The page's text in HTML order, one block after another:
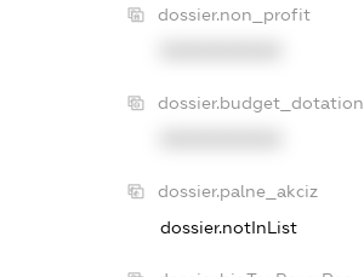
dossier.non_profit
dossier.budget_dotation
dossier.palne_akciz
dossier.notInList